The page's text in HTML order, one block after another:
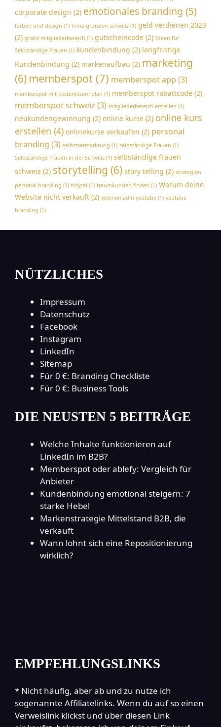
corporate design (2) emotionales branding (5)
farben und design (1) firma gründen schweiz (1) geld verdienen 2023
(2) gratis mitgliederbereich (1) gutscheincode (2) Ideen für
Selbständige Frauen (1) kundenbindung (2) langfristige
Kundenbindung (2) markenaufbau (2) marketing
(6)memberspot (7) memberspot app (3)
memberspot mit kostenlosem plan (1) memberspot rabattcode (2)
memberspot schweiz (3) mitgliederbereich erstellen (1)
neukundengewinnung (2) online kurse (2) online kurs
erstellen (4) onlinekurse verkaufen (2) personal
branding (3) selbstvermarktung (1) selbständige Frauen (1)
Selbständige Frauen in der Schweiz (1) selbständige frauen
schweiz (2) storytelling (6) story telling (2) strategien
personal branding (1) tidycal (1) traumkunden finden (1) Warum deine
Website nicht verkauft (2) webnomadin youtube (1) youtube
branding (1)
NÜTZLICHES
Impressum
Datenschutz
Facebook
Instagram
LinkedIn
Sitemap
Für 0 €: Branding Checkliste
Für 0 €: Business Tools
DIE NEUSTEN 5 BEITRÄGE
Welche Inhalte funktionieren auf
LinkedIn im B2B?
Memberspot oder ablefy: Vergleich für
Anbieter
Kundenbindung emotional steigern: 7
starke Hebel
Markenstrategie Mittelstand B2B, die
verkauft
Wann lohnt sich eine Repositionierung
wirklich?
EMPFEHLUNGSLINKS
* Nicht häufig, aber ab und zu nutze ich
sogenannte Affiliatelinks. Wenn du auf so einen
Verweislink klickst und über diesen Link